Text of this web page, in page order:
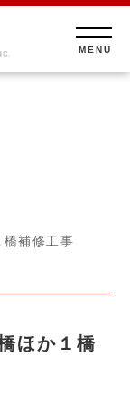
補修工事
ほか１橋